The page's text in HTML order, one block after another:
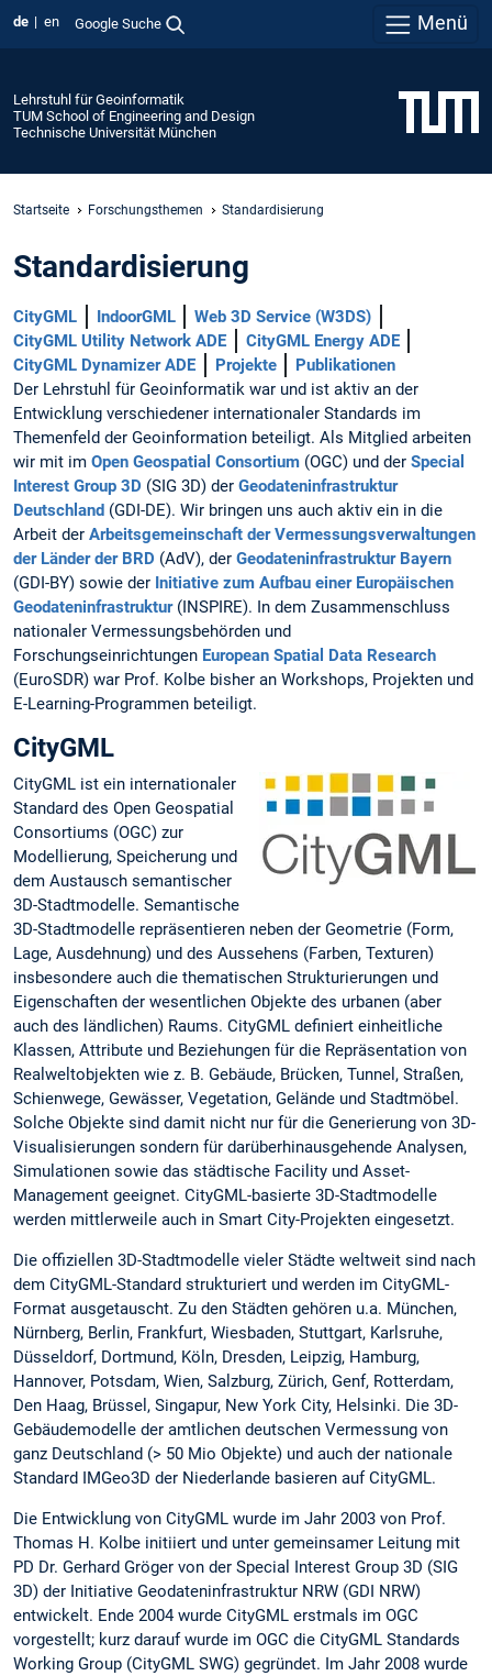
de en Google Suche Menü
Lehrstuhl für Geoinformatik
TUM School of Engineering and Design
Technische Universität München
Startseite Forschungsthemen Standardisierung
Standardisierung
CityGML IndoorGML
Web 3D Service (W3DS)
CityGML Utility Network ADE
CityGML Energy ADE
CityGML Dynamizer ADE
Projekte
Publikationen
Der Lehrstuhl für Geoinformatik war und ist aktiv an der
Entwicklung verschiedener internationaler Standards im
Themenfeld der Geoinformation beteiligt. Als Mitglied arbeiten
wir mit im Open Geospatial Consortium (OGC) und der Special
Interest Group 3D (SIG 3D) der Geodateninfrastruktur
Deutschland (GDI-DE). Wir bringen uns auch aktiv ein in die
Arbeit der Arbeitsgemeinschaft der Vermessungsverwaltungen
der Länder der BRD (AdV), der Geodateninfrastruktur Bayern
(GDI-BY) sowie der Initiative zum Aufbau einer Europäischen
Geodateninfrastruktur(INSPIRE). In dem Zusammenschluss
nationaler Vermessungsbehörden und
Forschungseinrichtungen European Spatial Data Research
(EuroSDR) war Prof. Kolbe bisher an Workshops, Projekten und
E-Learning-Programmen beteiligt.
CityGML
CityGML ist ein internationaler
Standard des Open Geospatial
Consortiums (OGC) zur
Modellierung, Speicherung und
dem Austausch semantischer
3D-Stadtmodelle. Semantische
3D-Stadtmodelle repräsentieren neben der Geometrie (Form,
Lage, Ausdehnung) und des Aussehens (Farben, Texturen)
insbesondere auch die thematischen Strukturierungen und
Eigenschaften der wesentlichen Objekte des urbanen (aber
auch des ländlichen) Raums. CityGML definiert einheitliche
Klassen, Attribute und Beziehungen für die Repräsentation von
Realweltobjekten wie z. B. Gebäude, Brücken, Tunnel, Straßen,
Schienwege, Gewässer, Vegetation, Gelände und Stadtmöbel.
Solche Objekte sind damit nicht nur für die Generierung von 3D-
Visualisierungen sondern für darüberhinausgehende Analysen,
Simulationen sowie das städtische Facility und Asset-
Management geeignet. CityGML-basierte 3D-Stadtmodelle
werden mittlerweile auch in Smart City-Projekten eingesetzt.
Die offiziellen 3D-Stadtmodelle vieler Städte weltweit sind nach
dem CityGML-Standard strukturiert und werden im CityGML-
Format ausgetauscht. Zu den Städten gehören u.a. München,
Nürnberg, Berlin, Frankfurt, Wiesbaden, Stuttgart, Karlsruhe,
Düsseldorf, Dortmund, Köln, Dresden, Leipzig, Hamburg,
Hannover, Potsdam, Wien, Salzburg, Zürich, Genf, Rotterdam,
Den Haag, Brüssel, Singapur, New York City, Helsinki. Die 3D-
Gebäudemodelle der amtlichen deutschen Vermessung von
ganz Deutschland (> 50 Mio Objekte) und auch der nationale
Standard IMGeo3D der Niederlande basieren auf CityGML.
Die Entwicklung von CityGML wurde im Jahr 2003 von Prof.
Thomas H. Kolbe initiiert und unter gemeinsamer Leitung mit
PD Dr. Gerhard Gröger von der Special Interest Group 3D (SIG
3D) der Initiative Geodateninfrastruktur NRW (GDI NRW)
entwickelt. Ende 2004 wurde CityGML erstmals im OGC
vorgestellt; kurz darauf wurde im OGC die CityGML Standards
Working Group (CityGML SWG) gegründet. Im Jahr 2008 wurde